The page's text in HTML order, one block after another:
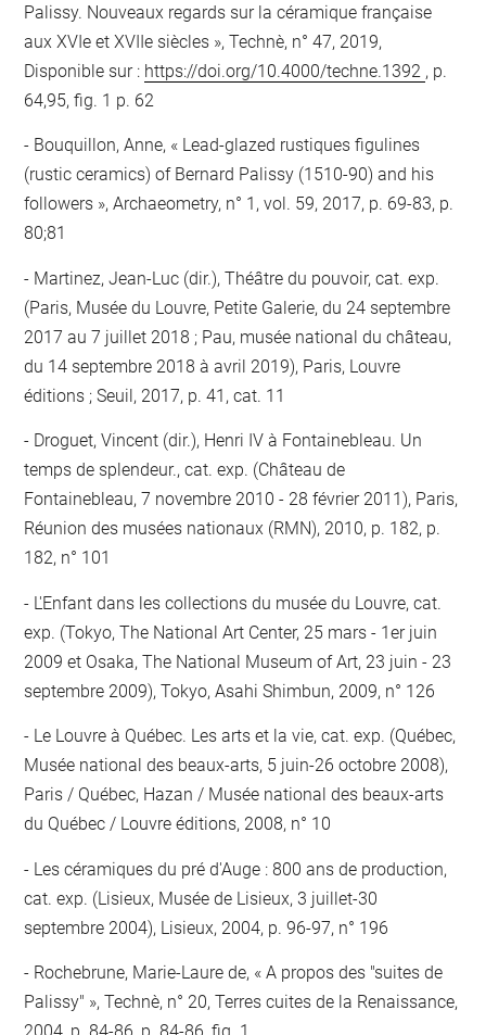
Palissy. Nouveaux regards sur la céramique française
aux XVIe et XVIIe siècles », Technè, n° 47, 2019,
Disponible sur : https://doi.org/10.4000/techne.1392 , p.
64,95, fig. 1 p. 62
Bouquillon, Anne, « Lead-glazed rustiques figulines
(rustic ceramics) of Bernard Palissy (1510-90) and his
followers », Archaeometry, n° 1, vol. 59, 2017, p. 69-83, p.
80;81
Martinez, Jean-Luc (dir.), Théâtre du pouvoir, cat. exp.
(Paris, Musée du Louvre, Petite Galerie, du 24 septembre
2017 au 7 juillet 2018 ; Pau, musée national du château,
du 14 septembre 2018 à avril 2019), Paris, Louvre
éditions ; Seuil, 2017, p. 41, cat. 11
Droguet, Vincent (dir.), Henri IV à Fontainebleau. Un
temps de splendeur., cat. exp. (Château de
Fontainebleau, 7 novembre 2010 - 28 février 2011), Paris,
Réunion des musées nationaux (RMN), 2010, p. 182, p.
182, n° 101
L'Enfant dans les collections du musée du Louvre, cat.
exp. (Tokyo, The National Art Center, 25 mars - 1er juin
2009 et Osaka, The National Museum of Art, 23 juin - 23
septembre 2009), Tokyo, Asahi Shimbun, 2009, n° 126
Le Louvre à Québec. Les arts et la vie, cat. exp. (Québec,
Musée national des beaux-arts, 5 juin-26 octobre 2008),
Paris / Québec, Hazan / Musée national des beaux-arts
du Québec / Louvre éditions, 2008, n° 10
Les céramiques du pré d'Auge : 800 ans de production,
cat. exp. (Lisieux, Musée de Lisieux, 3 juillet-30
septembre 2004), Lisieux, 2004, p. 96-97, n° 196
Rochebrune, Marie-Laure de, « A propos des "suites de
Palissy" », Technè, n° 20, Terres cuites de la Renaissance,